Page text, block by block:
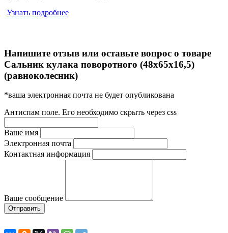
Узнать подробнее
Напишите отзыв или оставьте вопрос о товаре
Сальник кулака поворотного (48х65х16,5)
(равноколесник)
*ваша электронная почта не будет опубликована
Антиспам поле. Его необходимо скрыть через css
Ваше имя
Электронная почта
Контактная информация
Ваше сообщение
Отправить